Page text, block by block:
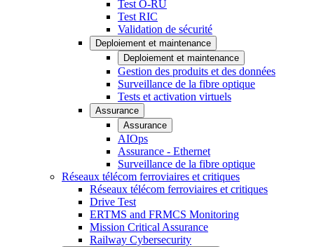
Test O-RU
Test RIC
Validation de sécurité
Deploiement et maintenance
Deploiement et maintenance
Gestion des produits et des données
Surveillance de la fibre optique
Tests et activation virtuels
Assurance
Assurance
AIOps
Assurance - Ethernet
Surveillance de la fibre optique
Réseaux télécom ferroviaires et critiques
Réseaux télécom ferroviaires et critiques
Drive Test
ERTMS and FRMCS Monitoring
Mission Critical Assurance
Railway Cybersecurity